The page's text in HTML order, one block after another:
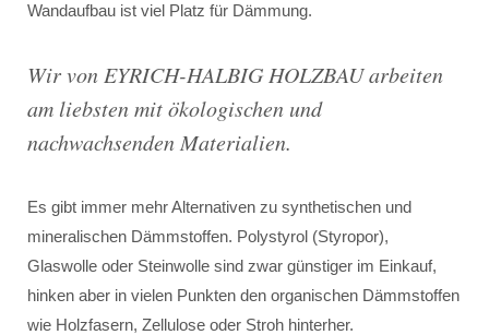
Wandaufbau ist viel Platz für Dämmung.
Wir von EYRICH-HALBIG HOLZBAU arbeiten
am liebsten mit ökologischen und
nachwachsenden Materialien.
Es gibt immer mehr Alternativen zu synthetischen und
mineralischen Dämmstoffen. Polystyrol (Styropor),
Glaswolle oder Steinwolle sind zwar günstiger im Einkauf,
hinken aber in vielen Punkten den organischen Dämmstoffen
wie Holzfasern, Zellulose oder Stroh hinterher.